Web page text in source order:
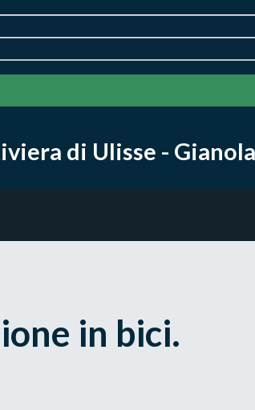
di Ulisse -
in bici.